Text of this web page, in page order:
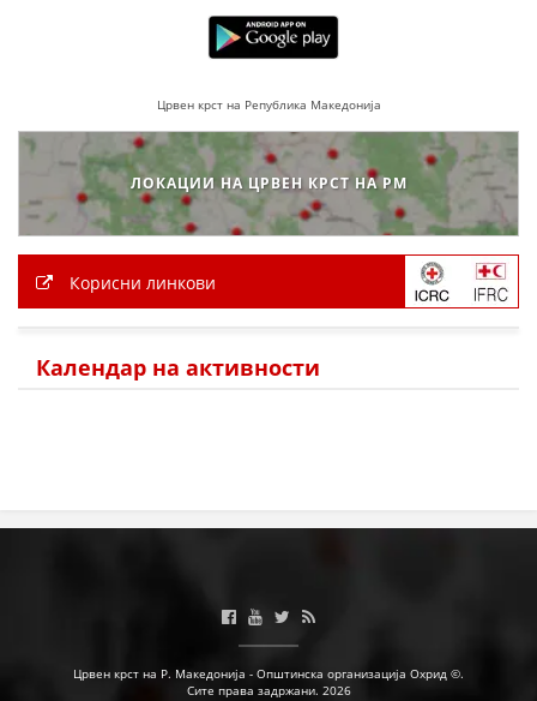
Црвен крст на Република Македонија
ЛОКАЦИИ НА ЦРВЕН КРСТ НА РМ
Корисни линкови
Календар на активности
Црвен крст на Р. Македонија - Општинска организација Охрид ©.
Сите права задржани. 2026